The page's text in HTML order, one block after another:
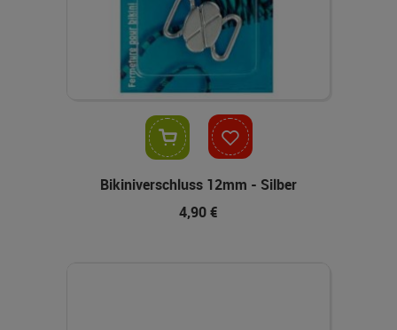
Bikiniverschluss 12mm - Silber
4,90 €